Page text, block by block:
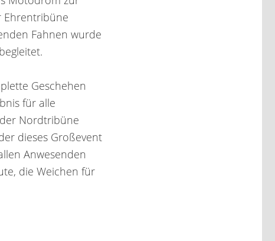
Ehrentribüne
Fahnen wurde
Geschehen
für alle
Nordtribüne
dieses Großevent
Anwesenden
die Weichen für